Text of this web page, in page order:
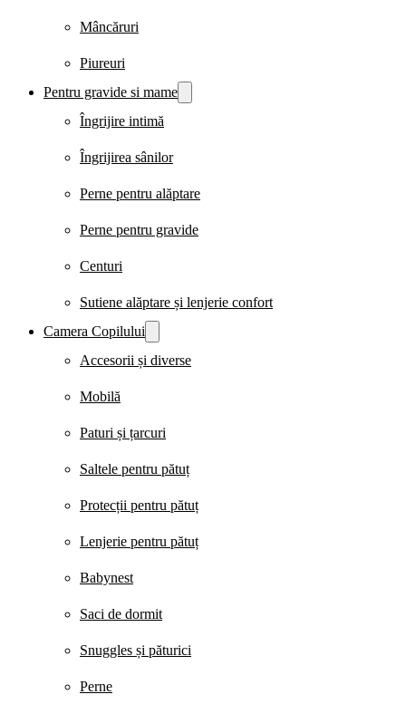
Mâncăruri
Piureuri
Pentru gravide si mame
Îngrijire intimă
Îngrijirea sânilor
Perne pentru alăptare
Perne pentru gravide
Centuri
Sutiene alăptare și lenjerie confort
Camera Copilului
Accesorii și diverse
Mobilă
Paturi și țarcuri
Saltele pentru pătuț
Protecții pentru pătuț
Lenjerie pentru pătuț
Babynest
Saci de dormit
Snuggles și păturici
Perne